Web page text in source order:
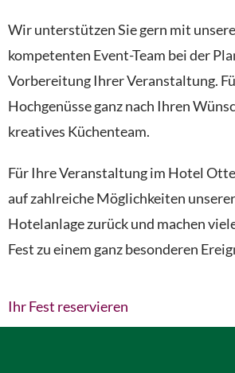
Wir unterstützen Sie gern mit
kompetenten Event-Team bei der
Vorbereitung Ihrer Veranstaltung.
Hochgenüsse ganz nach Ihren
kreatives Küchenteam.
Für Ihre Veranstaltung im Hotel
auf zahlreiche Möglichkeiten
Hotelanlage zurück und machen
Fest zu einem ganz besonderen
Ihr Fest reservieren